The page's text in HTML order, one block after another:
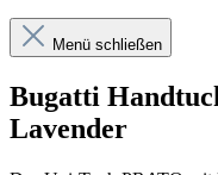
Menü schließen
Bugatti
Lavender